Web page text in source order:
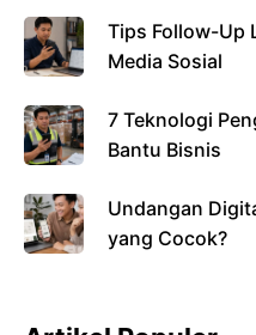
Tips Follow-Up
Media Sosial
7 Teknologi
Bantu Bisnis
Undangan
yang Cocok?